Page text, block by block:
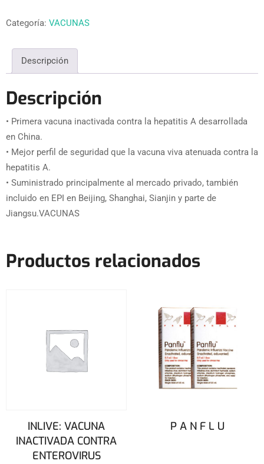
Categoría: VACUNAS
Descripción
Descripción
• Primera vacuna inactivada contra la hepatitis A desarrollada
en China.
• Mejor perfil de seguridad que la vacuna viva atenuada contra la
hepatitis A.
• Suministrado principalmente al mercado privado, también
incluido en EPI en Beijing, Shanghai, Sianjin y parte de
Jiangsu.VACUNAS
Productos relacionados
INLIVE: VACUNA
INACTIVADA CONTRA
ENTEROVIRUS
P A N F L U